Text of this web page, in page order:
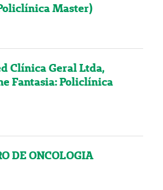
Master)
Clínica Geral Ltda,
Fantasia: Policlínica
DE ONCOLOGIA